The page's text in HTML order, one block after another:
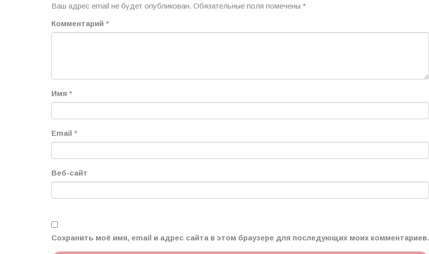
Ваш адрес email не будет опубликован. Обязательные поля помечены *
Комментарий *
Имя *
Email *
Веб-сайт
Сохранить моё имя, email и адрес сайта в этом браузере для последующих моих комментариев.